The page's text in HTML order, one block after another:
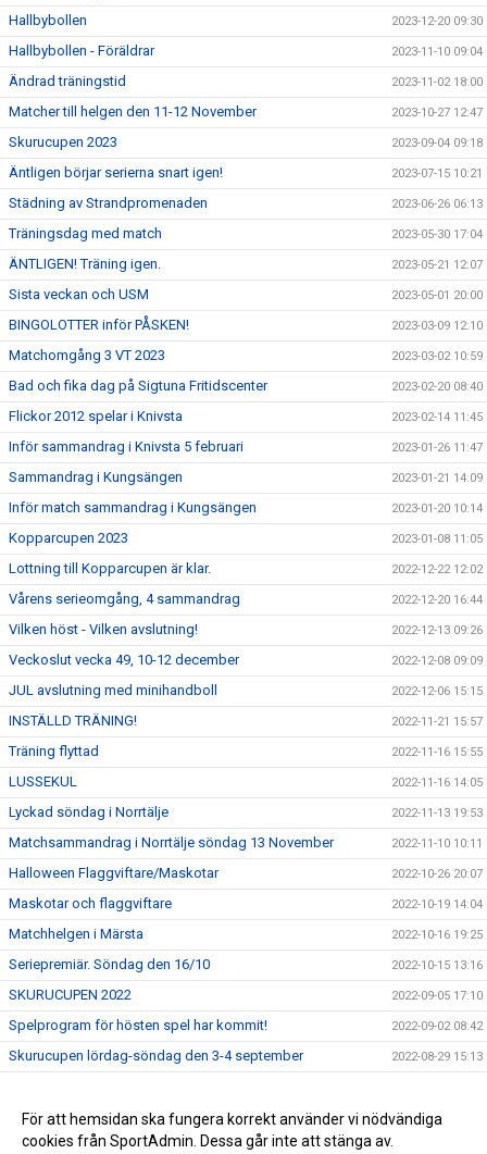
Hallbybollen 2023-12-20 09:30
Hallbybollen - Föräldrar 2023-11-10 09:04
Ändrad träningstid 2023-11-02 18:00
Matcher till helgen den 11-12 November 2023-10-27 12:47
Skurucupen 2023 2023-09-04 09:18
Äntligen börjar serierna snart igen! 2023-07-15 10:21
Städning av Strandpromenaden 2023-06-26 06:13
Träningsdag med match 2023-05-30 17:04
ÄNTLIGEN! Träning igen. 2023-05-21 12:07
Sista veckan och USM 2023-05-01 20:00
BINGOLOTTER inför PÅSKEN! 2023-03-09 12:10
Matchomgång 3 VT 2023 2023-03-02 10:59
Bad och fika dag på Sigtuna Fritidscenter 2023-02-20 08:40
Flickor 2012 spelar i Knivsta 2023-02-14 11:45
Inför sammandrag i Knivsta 5 februari 2023-01-26 11:47
Sammandrag i Kungsängen 2023-01-21 14:09
Inför match sammandrag i Kungsängen 2023-01-20 10:14
Kopparcupen 2023 2023-01-08 11:05
Lottning till Kopparcupen är klar. 2022-12-22 12:02
Vårens serieomgång, 4 sammandrag 2022-12-20 16:44
Vilken höst - Vilken avslutning! 2022-12-13 09:26
Veckoslut vecka 49, 10-12 december 2022-12-08 09:09
JUL avslutning med minihandboll 2022-12-06 15:15
INSTÄLLD TRÄNING! 2022-11-21 15:57
Träning flyttad 2022-11-16 15:55
LUSSEKUL 2022-11-16 14:05
Lyckad söndag i Norrtälje 2022-11-13 19:53
Matchsammandrag i Norrtälje söndag 13 November 2022-11-10 10:11
Halloween Flaggviftare/Maskotar 2022-10-26 20:07
Maskotar och flaggviftare 2022-10-19 14:04
Matchhelgen i Märsta 2022-10-16 19:25
Seriepremiär. Söndag den 16/10 2022-10-15 13:16
SKURUCUPEN 2022 2022-09-05 17:10
Spelprogram för hösten spel har kommit! 2022-09-02 08:42
Skurucupen lördag-söndag den 3-4 september 2022-08-29 15:13
Anmälan till Landskamp 2022-08-29 15:00
Träningen startar onsdag den 24 augusti 2022-07-19 08:48
För att hemsidan ska fungera korrekt använder vi nödvändiga
cookies från SportAdmin. Dessa går inte att stänga av.